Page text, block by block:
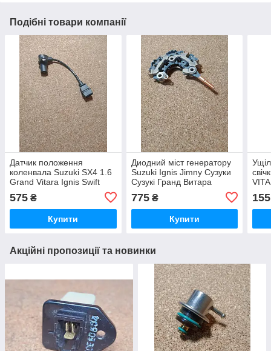
Подібні товари компанії
Датчик положення
коленвала Suzuki SX4 1.6
Grand Vitara Ignis Swift
Сузукі Сузуки Сх4 Гранд
Вітара Витара Ігніс Игнис
Свіфт Свифт
575 ₴
Купити
Диодний міст генератору
Suzuki Ignis Jimny Cузуки
Сузукі Гранд Витара
775₴
Купити
155
Акційні пропозиції та новинки